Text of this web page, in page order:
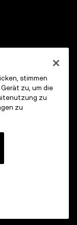
stimmen
zu, um die
zu
zu